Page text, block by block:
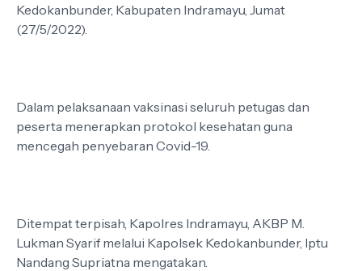
Kedokanbunder, Kabupaten Indramayu, Jumat
(27/5/2022).
Dalam pelaksanaan vaksinasi seluruh petugas dan
peserta menerapkan protokol kesehatan guna
mencegah penyebaran Covid-19.
Ditempat terpisah, Kapolres Indramayu, AKBP M.
Lukman Syarif melalui Kapolsek Kedokanbunder, Iptu
Nandang Supriatna mengatakan.